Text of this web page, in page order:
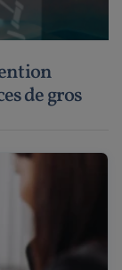
de gros